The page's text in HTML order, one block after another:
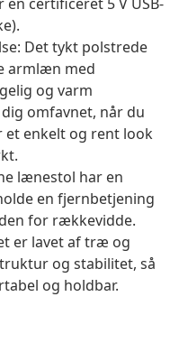
Det tykt polstrede
armlæn med
og varm
omfavnet, når du
et enkelt og rent look
lænestol har en
en fjernbetjening
for rækkevidde.
er lavet af træ og
og stabilitet, så
og holdbar.